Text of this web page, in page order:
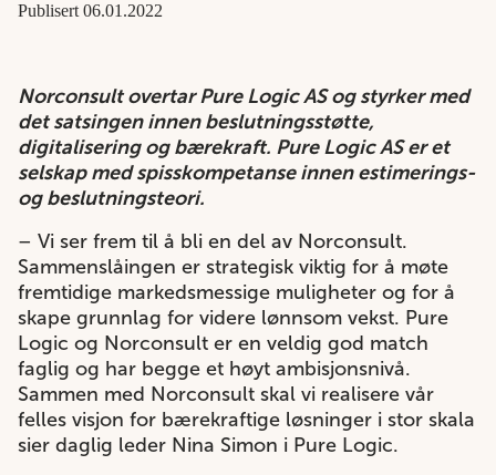
Publisert 06.01.2022
Norconsult overtar Pure Logic AS og styrker med
det satsingen innen beslutningsstøtte,
digitalisering og bærekraft. Pure Logic AS er et
selskap med spisskompetanse innen estimerings-
og beslutningsteori.
– Vi ser frem til å bli en del av Norconsult.
Sammenslåingen er strategisk viktig for å møte
fremtidige markedsmessige muligheter og for å
skape grunnlag for videre lønnsom vekst. Pure
Logic og Norconsult er en veldig god match
faglig og har begge et høyt ambisjonsnivå.
Sammen med Norconsult skal vi realisere vår
felles visjon for bærekraftige løsninger i stor skala
sier daglig leder Nina Simon i Pure Logic.